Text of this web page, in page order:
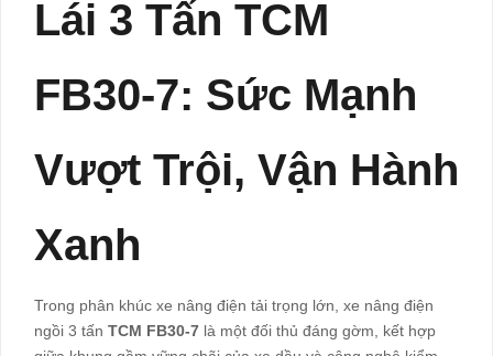
Lái 3 Tấn TCM
FB30-7: Sức Mạnh
Vượt Trội, Vận Hành
Xanh
Trong phân khúc xe nâng điện tải trọng lớn, xe nâng điện
ngồi 3 tấn TCM FB30-7 là một đối thủ đáng gờm, kết hợp